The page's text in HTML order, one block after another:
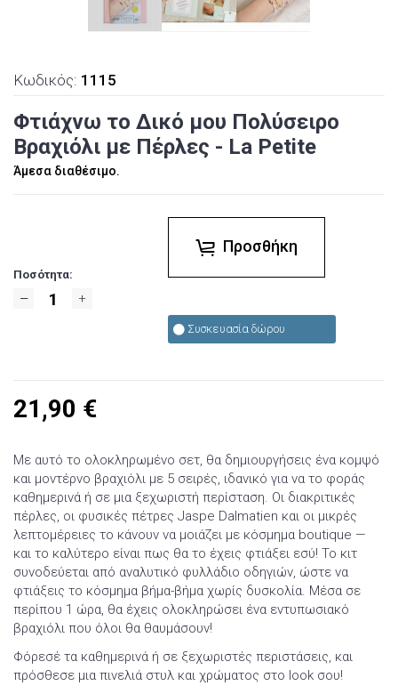
Κωδικός: 1115
Φτιάχνω το Δικό μου Πολύσειρο
Βραχιόλι με Πέρλες - La Petite
Άμεσα διαθέσιμο.
Ποσότητα:
Προσθήκη
Συσκευασία δώρου
21,90 €
Με αυτό το ολοκληρωμένο σετ, θα δημιουργήσεις ένα κομψό
και μοντέρνο βραχιόλι με 5 σειρές, ιδανικό για να το φοράς
καθημερινά ή σε μια ξεχωριστή περίσταση. Οι διακριτικές
πέρλες, οι φυσικές πέτρες Jaspe Dalmatien και οι μικρές
λεπτομέρειες το κάνουν να μοιάζει με κόσμημα boutique —
και το καλύτερο είναι πως θα το έχεις φτιάξει εσύ! Το κιτ
συνοδεύεται από αναλυτικό φυλλάδιο οδηγιών, ώστε να
φτιάξεις το κόσμημα βήμα-βήμα χωρίς δυσκολία. Μέσα σε
περίπου 1 ώρα, θα έχεις ολοκληρώσει ένα εντυπωσιακό
βραχιόλι που όλοι θα θαυμάσουν!
Φόρεσέ τα καθημερινά ή σε ξεχωριστές περιστάσεις, και
πρόσθεσε μια πινελιά στυλ και χρώματος στο look σου!